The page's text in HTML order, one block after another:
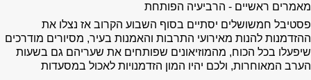
מאמרים ראשיים - הרביעיה הפותחת
פסטיבל חמשושלים יסתיים בסוף השבוע הקרוב אז נצלו את
ההזדמנות להנות מאירועי התרבות והאמנות בעיר, מסיורים מודרכים
שיפעלו בכל הכוח, מהמוזיאונים שפותחים את שעריהם גם בשעות
הערב המאוחרות, ולכם יהיו המון הזדמנויות לאכול במסעדות